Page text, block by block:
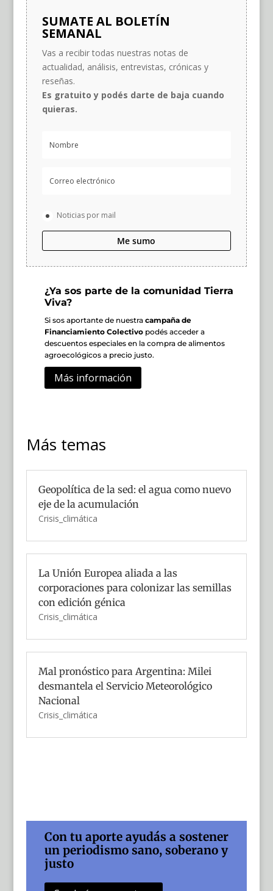
SUMATE AL BOLETÍN
SEMANAL
Vas a recibir todas nuestras notas de
actualidad, análisis, entrevistas, crónicas y
reseñas.
Es gratuito y podés darte de baja cuando
quieras.
Noticias por mail
Me sumo
¿Ya sos parte de la comunidad Tierra
Viva?
Si sos aportante de nuestra campaña de
Financiamiento Colectivopodés acceder a
descuentos especiales en la compra de alimentos
agroecológicos a precio justo.
Más información
Más temas
Geopolítica de la sed: el agua como nuevo
eje de la acumulación
Crisis_climática
La Unión Europea aliada a las
corporaciones para colonizar las semillas
con edición génica
Crisis_climática
Mal pronóstico para Argentina: Milei
desmantela el Servicio Meteorológico
Nacional
Crisis_climática
Con tu aporte ayudás a sostener
un periodismo sano, soberano y
justo